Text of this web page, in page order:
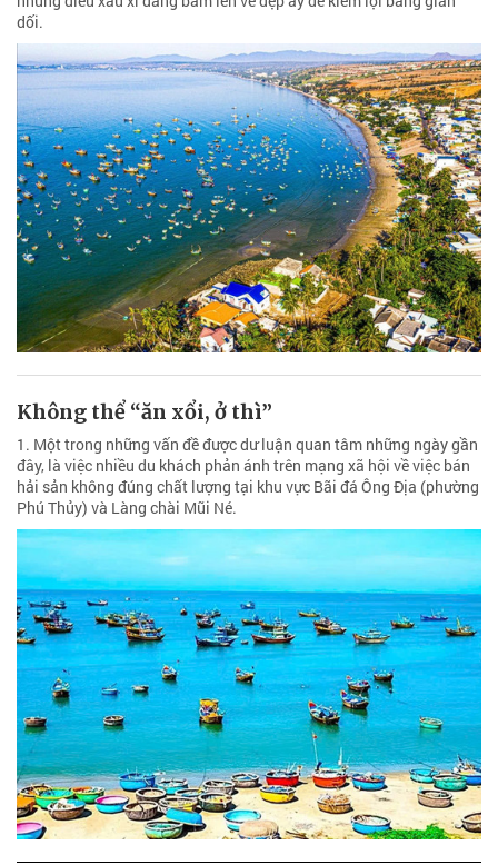
dối.
Không thể “ăn xổi, ở thì”
1. Một trong những vấn đề được dư luận quan tâm những ngày gần
đây, là việc nhiều du khách phản ánh trên mạng xã hội về việc bán
hải sản không đúng chất lượng tại khu vực Bãi đá Ông Địa (phường
Phú Thủy) và Làng chài Mũi Né.